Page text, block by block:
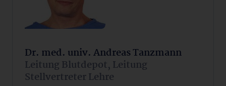
Dr. med. univ. Andreas Tanzmann
Leitung Blutdepot, Leitung
Stellvertreter Lehre